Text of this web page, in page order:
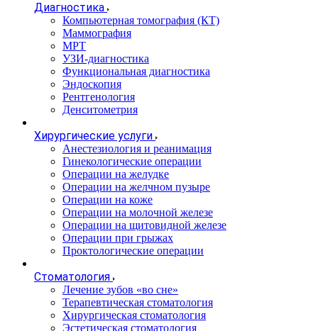
Диагностика
Компьютерная томография (КТ)
Маммография
МРТ
УЗИ-диагностика
Функциональная диагностика
Эндоскопия
Рентгенология
Денситометрия
Хирургические услуги
Анестезиология и реанимация
Гинекологические операции
Операции на желудке
Операции на желчном пузыре
Операции на коже
Операции на молочной железе
Операции на щитовидной железе
Операции при грыжах
Проктологические операции
Стоматология
Лечение зубов «во сне»
Терапевтическая стоматология
Хирургическая стоматология
Эстетическая стоматология